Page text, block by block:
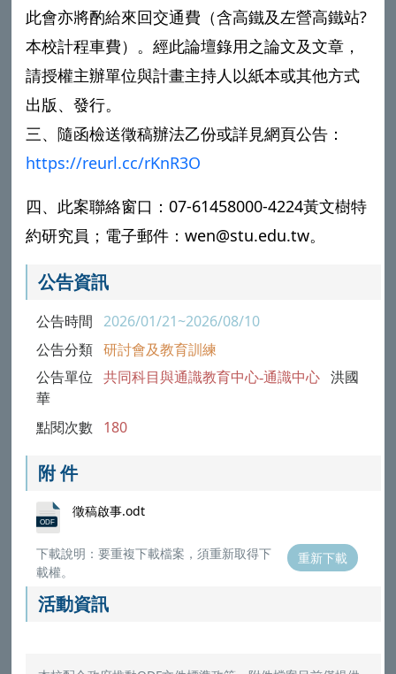
此會亦將酌給來回交通費（含高鐵及左營高鐵站?
本校計程車費）。經此論壇錄用之論文及文章，
請授權主辦單位與計畫主持人以紙本或其他方式
出版、發行。
三、隨函檢送徵稿辦法乙份或詳見網頁公告：
https://reurl.cc/rKnR3O
四、此案聯絡窗口：07-61458000-4224黃文樹特
約研究員；電子郵件：wen@stu.edu.tw。
公告資訊
公告時間 2026/01/21~2026/08/10
公告分類 研討會及教育訓練
公告單位 共同科目與通識教育中心-通識中心
洪國
華
點閱次數 180
附 件
徵稿啟事.odt
下載說明：要重複下載檔案，須重新取得下
載權。
重新下載
活動資訊